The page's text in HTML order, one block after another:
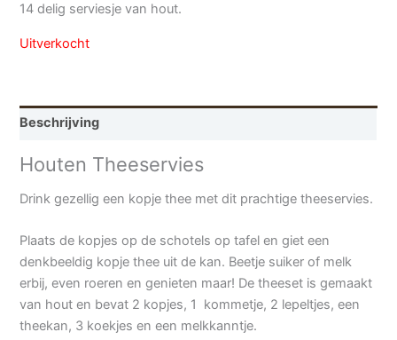
14 delig serviesje van hout.
Uitverkocht
Beschrijving
Houten Theeservies
Drink gezellig een kopje thee met dit prachtige theeservies.
Plaats de kopjes op de schotels op tafel en giet een
denkbeeldig kopje thee uit de kan. Beetje suiker of melk
erbij, even roeren en genieten maar! De theeset is gemaakt
van hout en bevat 2 kopjes, 1 kommetje, 2 lepeltjes, een
theekan, 3 koekjes en een melkkanntje.